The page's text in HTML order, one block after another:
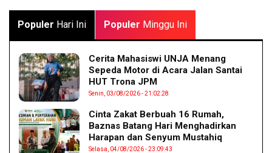
Populer Hari Ini Populer Minggu Ini
Cerita Mahasiswi UNJA Menang
Sepeda Motor di Acara Jalan Santai
HUT Trona JPM
Senin, 03/08/2026 - 21:02:28
Cinta Zakat Berbuah 16 Rumah,
Baznas Batang Hari Menghadirkan
Harapan dan Senyum Mustahiq
Selasa, 04/08/2026 - 23:09:43